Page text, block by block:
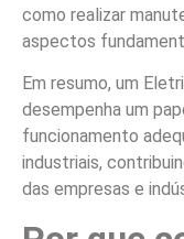
como realizar
aspectos
Em resumo, um
desempenha um
funcionamento
industriais,
das empresas e